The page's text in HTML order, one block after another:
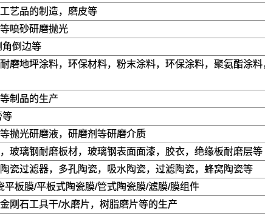
艺品的制造，磨皮等
喷砂研磨抛光
角倒边等
磨地坪涂料，环保材料，粉末涂料，环保涂料，聚氨酯涂
制品的生产
等
抛光研磨液，研磨剂等研磨介质
玻璃钢耐磨板材，玻璃钢表面面漆，胶衣，绝缘板耐磨层等
瓷过滤器，多孔陶瓷，吸水陶瓷，过滤陶瓷，蜂窝陶瓷等
平板膜/平板式陶瓷膜/管式陶瓷膜/滤膜/膜组件
刚石工具干/水磨片，树脂磨片等的生产